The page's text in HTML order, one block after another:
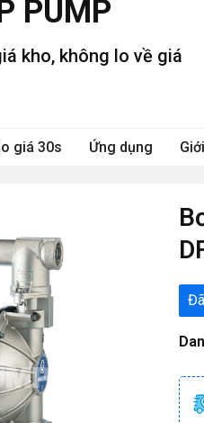
PUMP
kho, không lo về giá
giá 30s Ứng dụng